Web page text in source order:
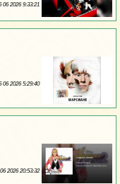
06 2026 9:33:21
06 2026 5:29:40
2026 20:53:32